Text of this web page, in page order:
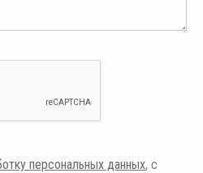
персональных данных, с